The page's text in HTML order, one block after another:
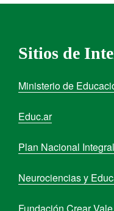
Sitios de
Ministerio de
Educ.ar
Plan Nacional
Neurociencias y